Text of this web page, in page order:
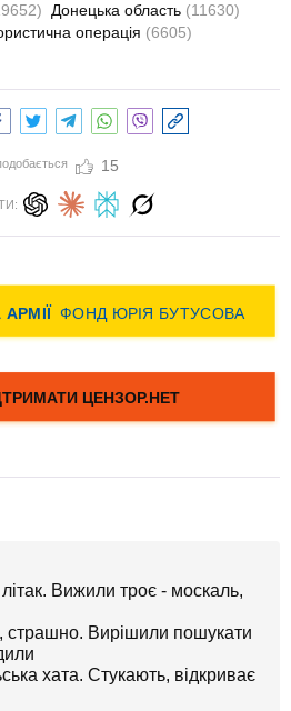
Донецька область (11630)
операція (6605)
15
Вижили троє - москаль,
страшно. Вирішили пошукати
хата. Стукають, відкриває